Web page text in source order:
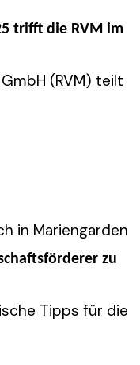
trifft die RVM im
(RVM) teilt
zu
Tipps für die